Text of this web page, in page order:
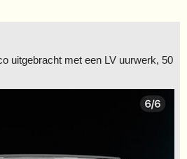
uitgebracht met een LV uurwerk, 50